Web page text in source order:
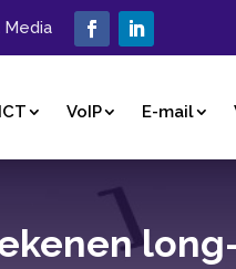
Media
ICT VoIP E-mail